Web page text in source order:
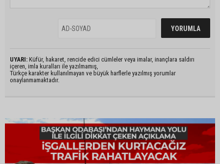
UYARI: Küfür, hakaret, rencide edici cümleler veya imalar, inançlara saldırı
içeren, imla kuralları ile yazılmamış,
Türkçe karakter kullanılmayan ve büyük harflerle yazılmış yorumlar
onaylanmamaktadır.